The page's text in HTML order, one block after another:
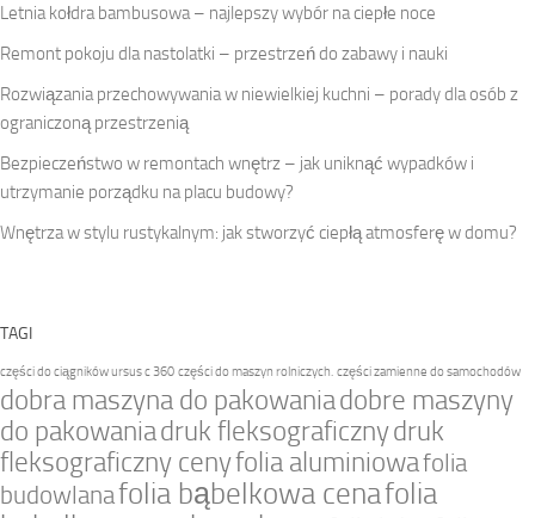
Letnia kołdra bambusowa – najlepszy wybór na ciepłe noce
Remont pokoju dla nastolatki – przestrzeń do zabawy i nauki
Rozwiązania przechowywania w niewielkiej kuchni – porady dla osób z
ograniczoną przestrzenią
Bezpieczeństwo w remontach wnętrz – jak uniknąć wypadków i
utrzymanie porządku na placu budowy?
Wnętrza w stylu rustykalnym: jak stworzyć ciepłą atmosferę w domu?
TAGI
części do ciągników ursus c 360 części do maszyn rolniczych. części zamienne do samochodów
dobra maszyna do pakowaniadobre maszyny
do pakowaniadruk fleksograficznydruk
fleksograficzny cenyfolia aluminiowafolia
budowlanafolia bąbelkowa cenafolia